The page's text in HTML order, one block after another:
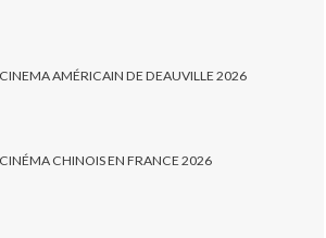
AMÉRICAIN DE DEAUVILLE 2026
CHINOIS EN FRANCE 2026